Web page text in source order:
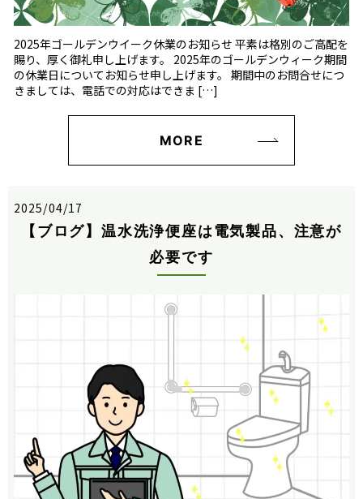
2025年ゴールデンウイーク休業のお知らせ 平素は格別のご高配を
賜り、厚く御礼申し上げます。 2025年のゴールデンウィーク期間
の休業日についてお知らせ申し上げます。 期間中のお問合せにつ
きましては、電話での対応はできま […]
MORE
2025/04/17
【ブログ】温水洗浄便座は電気製品、注意が
必要です